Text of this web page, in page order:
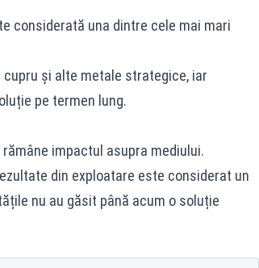
considerată una dintre cele mai mari
cupru și alte metale strategice, iar
pe termen lung.
impactul asupra mediului.
din exploatare este considerat un
nu au găsit până acum o soluție